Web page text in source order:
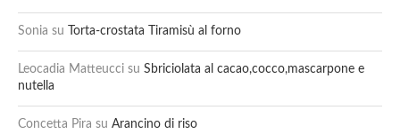
Sonia su Torta-crostata Tiramisù al forno
Leocadia Matteucci su Sbriciolata al cacao,cocco,mascarpone e
nutella
Concetta Pira su Arancino di riso